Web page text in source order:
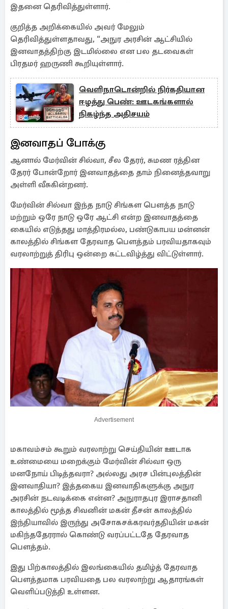
இதனை தெரிவித்துள்ளார்.
குறித்த அறிக்கையில் அவர் மேலும்
தெரிவித்துள்ளதாவது, “அநுர அரசின் ஆட்சியில்
இனவாதத்திற்கு இடமில்லை என பல தடவைகள்
பிரதமர் ஹருணி கூறியுள்ளார்.
வெளிநாடொன்றில் நிர்கதியான
ஈழத்து பெண்: ஊடகங்களால்
நிகழ்ந்த அதிசயம்
இனவாதப் போக்கு
ஆனால் மேர்வின் சில்வா, சீல தேரர், சுமண ரத்தின
தேரர் போன்றோர் இனவாதத்தை தாம் நினைத்தவாறு
அள்ளி வீசுகின்றனர்.
மேர்வின் சில்வா இந்த நாடு சிங்கள பௌத்த நாடு
மற்றும் ஒரே நாடு ஒரே ஆட்சி என்ற இனவாதத்தை
கையில் எடுத்தது மாத்திரமல்ல, பண்டுகாபய மன்னன்
காலத்தில் சிங்கள தேரவாத பௌத்தம் பரவியதாகவும்
வரலாற்றுத் திரிபு ஒன்றை கட்டவிழ்த்து விட்டுள்ளார்.
Advertisement
மகாவம்சம் கூறும் வரலாற்று செய்தியின் ஊடாக
உண்மையை மறைக்கும் மேர்வின் சில்வா ஒரு
மனநோய் பிடித்தவரா? அல்லது அரச பின்புலத்தின்
இனவாதியா? இத்தகைய இனவாதிகளுக்கு அநுர
அரசின் நடவடிக்கை என்ன? அநுராதபுர இராசதானி
காலத்தில் மூத்த சிவனின் மகன் தீசன் காலத்தில்
இந்தியாவில் இருந்து அசோகசக்கரவர்ததியின் மகன்
மகிந்ததேரரால் கொண்டு வரப்பட்டதே தேரவாத
பௌத்தம்.
இது பிற்காலத்தில் இலங்கையில் தமிழ்த் தேரவாத
பௌத்தமாக பரவியதை பல வரலாற்று ஆதாரங்கள்
வெளிப்படுத்தி உள்ளன.